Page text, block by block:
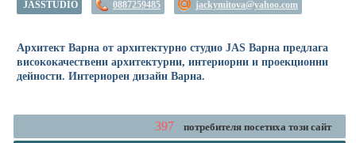
JASSTUDIO 0887259485 jackymitova@yahoo.com
Архитект Варна от архитектурно студио JAS Варна предлага
висококачествени архитектурни, интериорни и проекционни
дейности. Интериорен дизайн Варна.
397 потребителя посетиха този сайт